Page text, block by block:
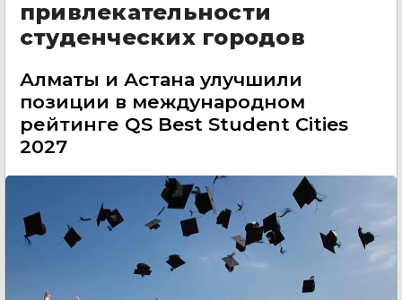
привлекательности
студенческих городов
Алматы и Астана улучшили
позиции в международном
рейтинге QS Best Student Cities
2027